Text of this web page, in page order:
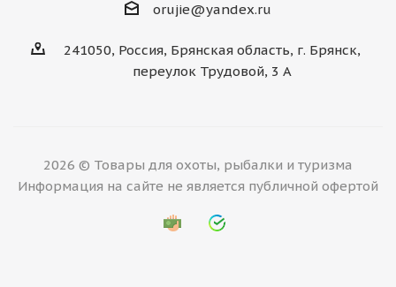
orujie@yandex.ru
241050, Россия, Брянская область, г. Брянск,
переулок Трудовой, 3 А
2026 © Товары для охоты, рыбалки и туризма
Информация на сайте не является публичной офертой